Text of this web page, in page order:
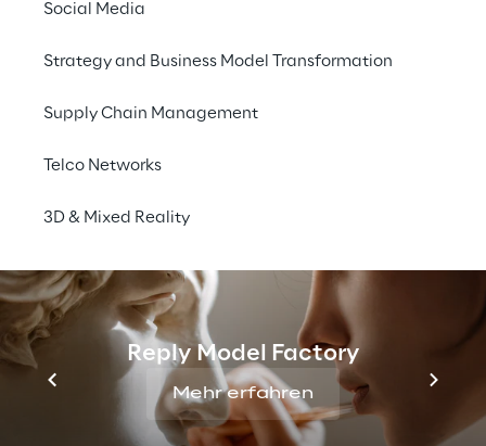
Social Media
Strategy and Business Model Transformation
Supply Chain Management
Telco Networks
3D & Mixed Reality
Reply Model Factory
Mehr erfahren
Bis 2030 werden wir 100 Prozent des
wiederverwenden oder recyceln, um einen Zero-
Spenden
Wir verpflichten uns, elektronische Geräte zu
spenden, sowohl intern an Mitarbeiter, die darum
gebeten haben, als auch extern an verschiedene